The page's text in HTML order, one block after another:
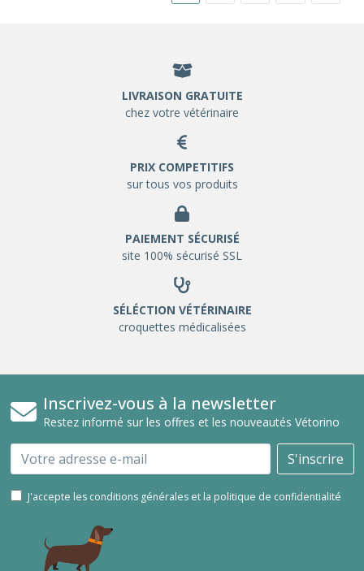
LIVRAISON GRATUITE
chez votre vétérinaire
PRIX COMPETITIFS
sur tous vos produits
PAIEMENT SÉCURISÉ
site 100% sécurisé SSL
SÉLÉCTION VÉTÉRINAIRE
croquettes médicalisées
Inscrivez-vous à la newsletter
Restez informé sur les offres et les nouveautés Vétorino
Email S'inscrire
J'accepte les conditions générales et la politique de confidentialité